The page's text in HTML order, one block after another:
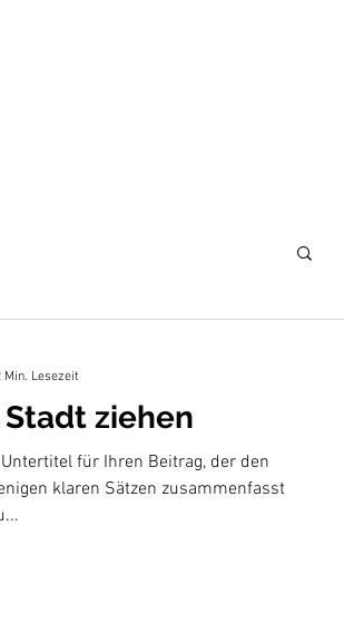
ziehen
für Ihren Beitrag, der den
klaren Sätzen zusammenfasst
Min. Lesezeit